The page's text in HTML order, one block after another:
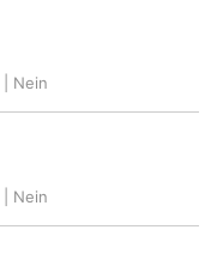
Nein
Nein